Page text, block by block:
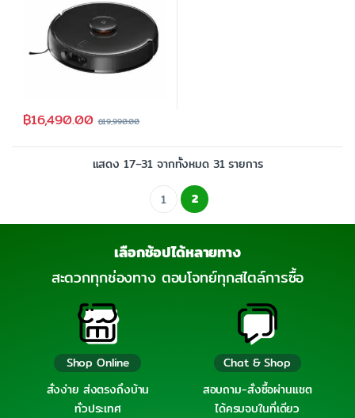
฿16,490.00 ฿19,990.00
แสดง 17–31 จากทั้งหมด 31 รายการ
1 2
เลือกช้อปได้หลายทาง
สะดวกทุกช่องทาง ตอบโจทย์ทุกสไตล์การซื้อ
Shop Online
สั่งง่าย ส่งตรงถึงบ้าน
ทั่วประเทศ
Chat & Shop
สอบถาม-สั่งซื้อผ่านแชต
ได้ครบจบในที่เดียว